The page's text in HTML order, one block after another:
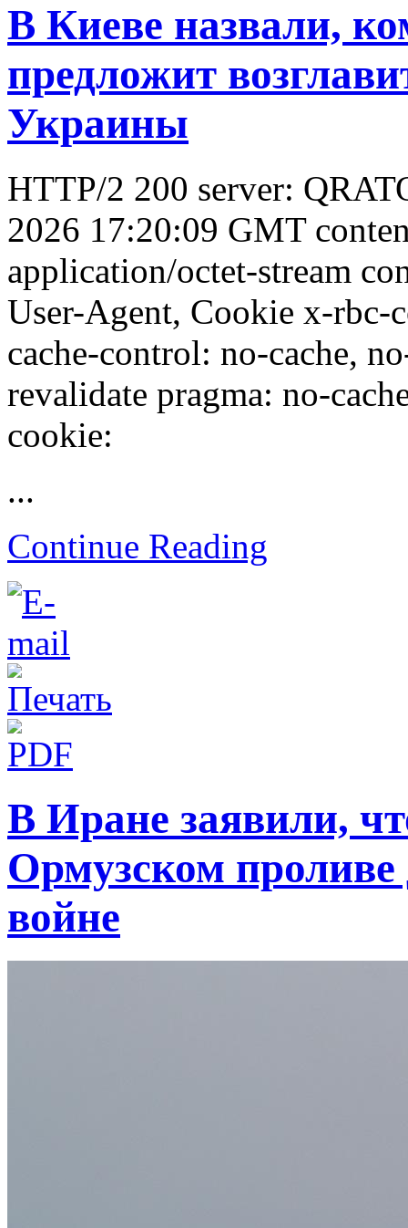
В Киеве назвали,
предложит
Украины
HTTP/2 200 server:
2026 17:20:09 GMT
application/octet-stream
User-Agent, Cookie x-rbc-
cache-control: no-cache,
revalidate pragma: no-
cookie:
...
Continue Reading
В Иране заявили,
Ормузском
войне